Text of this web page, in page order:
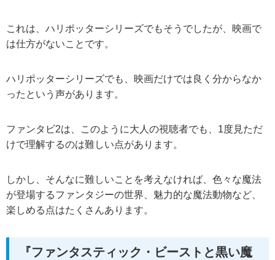
これは、ハリポッターシリーズでもそうでしたが、映画で
は仕方がないことです。
ハリポッターシリーズでも、映画だけでは良く分からなか
ったという声があります。
ファンタビ2は、このように大人の視聴者でも、1度見ただ
けで理解するのは難しい点があります。
しかし、そんなに難しいことを考えなければ、色々な魔法
が登場するファンタジーの世界、魅力的な魔法動物など、
楽しめる点はたくさんあります。
『ファンタスティック・ビーストと黒い魔